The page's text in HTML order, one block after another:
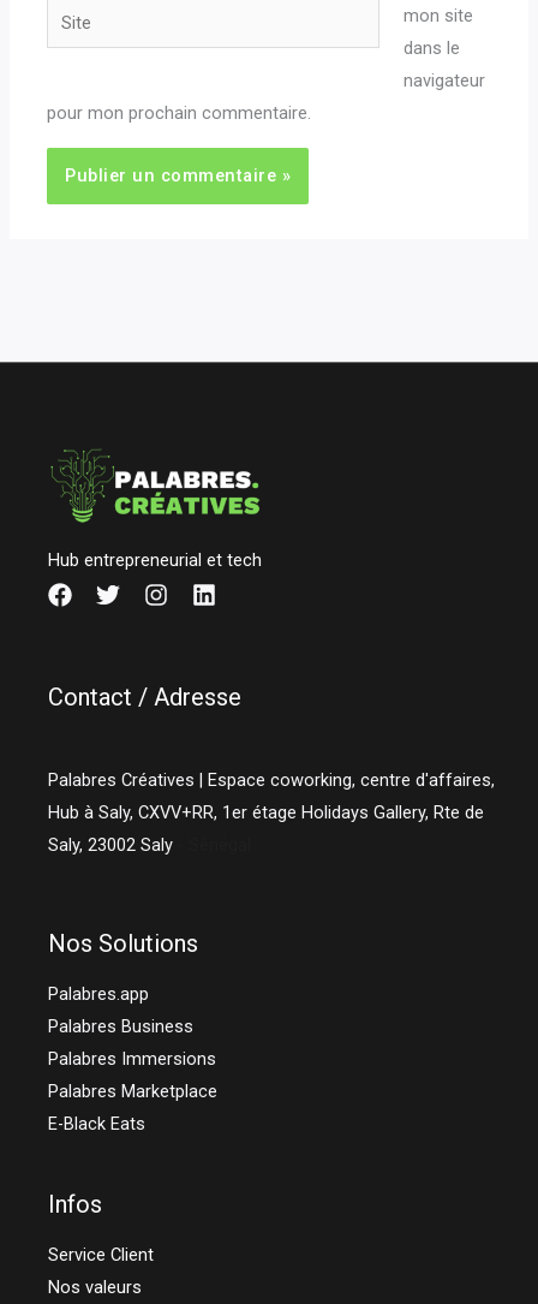
Site
mon site
dans le
navigateur
pour mon prochain commentaire.
Hub entrepreneurial et tech
Contact / Adresse
Palabres Créatives | Espace coworking, centre d'affaires,
Hub à Saly, CXVV+RR, 1er étage Holidays Gallery, Rte de
Saly,23002 Saly
Nos Solutions
Palabres.app
Palabres Business
Palabres Immersions
Palabres Marketplace
E-Black Eats
Infos
Service Client
Nos valeurs